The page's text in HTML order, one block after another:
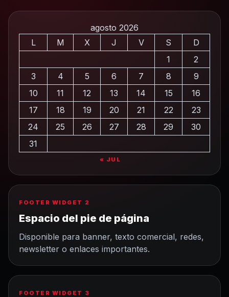
agosto 2026
L
M X J V S
D
1
2
3
4 5 6 7 8
9
10
11 12 13 14 15
16
17
18 19 20 21 22
23
24
25 26 27 28 29
30
31
« JUL
FOOTER WIDGET 2
Espacio del pie de página
Disponible para banner, texto comercial, redes,
newsletter o enlaces importantes.
FOOTER WIDGET 3